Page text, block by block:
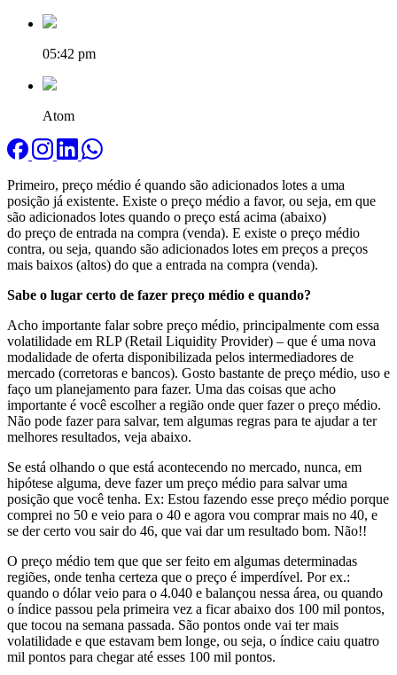
05:42 pm
Atom
Primeiro, preço médio é quando são adicionados lotes a uma
posição já existente. Existe o preço médio a favor, ou seja, em que
são adicionados lotes quando o preço está acima (abaixo)
do preço de entrada na compra (venda). E existe o preço médio
contra, ou seja, quando são adicionados lotes em preços a preços
mais baixos (altos) do que a entrada na compra (venda).
Sabe o lugar certo de fazer preço médio e quando?
Acho importante falar sobre preço médio, principalmente com essa
volatilidade em RLP (Retail Liquidity Provider) – que é uma nova
modalidade de oferta disponibilizada pelos intermediadores de
mercado (corretoras e bancos). Gosto bastante de preço médio, uso e
faço um planejamento para fazer. Uma das coisas que acho
importante é você escolher a região onde quer fazer o preço médio.
Não pode fazer para salvar, tem algumas regras para te ajudar a ter
melhores resultados, veja abaixo.
Se está olhando o que está acontecendo no mercado, nunca, em
hipótese alguma, deve fazer um preço médio para salvar uma
posição que você tenha. Ex: Estou fazendo esse preço médio porque
comprei no 50 e veio para o 40 e agora vou comprar mais no 40, e
se der certo vou sair do 46, que vai dar um resultado bom. Não!!
O preço médio tem que que ser feito em algumas determinadas
regiões, onde tenha certeza que o preço é imperdível. Por ex.:
quando o dólar veio para o 4.040 e balançou nessa área, ou quando
o índice passou pela primeira vez a ficar abaixo dos 100 mil pontos,
que tocou na semana passada. São pontos onde vai ter mais
volatilidade e que estavam bem longe, ou seja, o índice caiu quatro
mil pontos para chegar até esses 100 mil pontos.